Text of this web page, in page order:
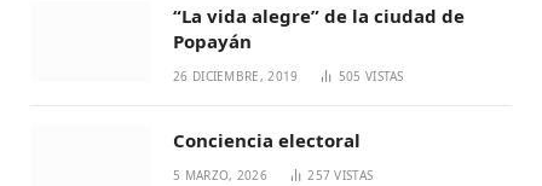
“La vida alegre” de la ciudad de
Popayán
26 DICIEMBRE, 2019 505 VISTAS
Conciencia electoral
5 MARZO, 2026 257VISTAS